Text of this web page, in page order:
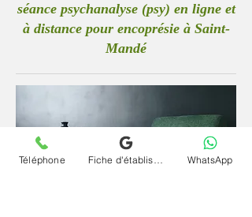
séance psychanalyse (psy) en ligne et
à distance pour encoprésie à Saint-
Mandé
Téléphone WhatsApp